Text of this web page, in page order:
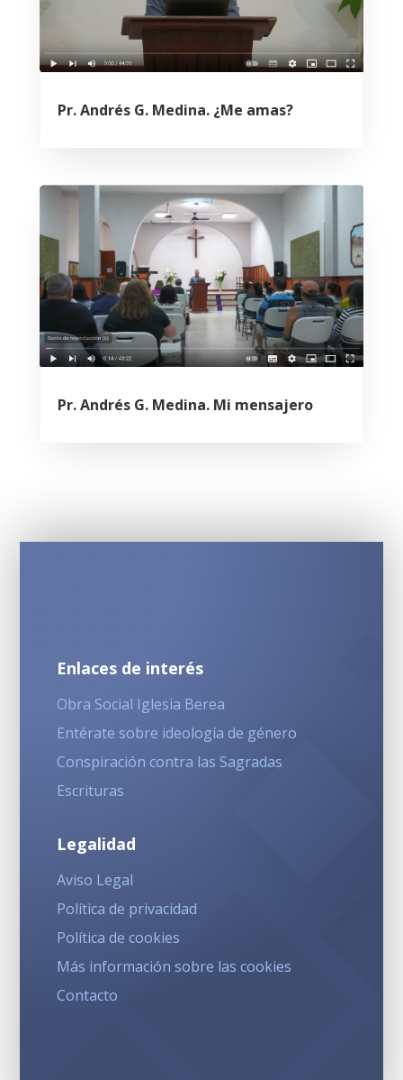
Pr. Andrés G. Medina. ¿Me amas?
Pr. Andrés G. Medina. Mi mensajero
Enlaces de interés
Obra Social Iglesia Berea
Entérate sobre ideología de género
Conspiración contra las Sagradas
Escrituras
Legalidad
Aviso Legal
Política de privacidad
Política de cookies
Más información sobre las cookies
Contacto